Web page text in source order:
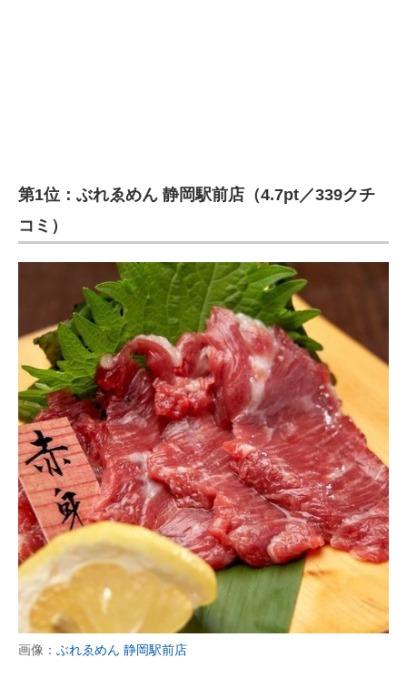
第1位：ぶれゑめん 静岡駅前店（4.7pt／339クチ
コミ）
画像： ぶれゑめん 静岡駅前店